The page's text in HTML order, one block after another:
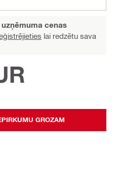
cenas
lai redzētu sava
GROZAM